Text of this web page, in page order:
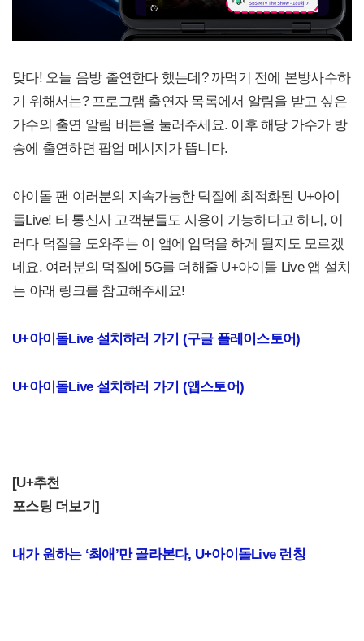
맞다! 오늘 음방 출연한다 했는데? 까먹기 전에 본방사수하
기 위해서는? 프로그램 출연자 목록에서 알림을 받고 싶은
가수의 출연 알림 버튼을 눌러주세요. 이후 해당 가수가 방
송에 출연하면 팝업 메시지가 뜹니다.
아이돌 팬 여러분의 지속가능한 덕질에 최적화된 U+아이
돌Live! 타 통신사 고객분들도 사용이 가능하다고 하니, 이
러다 덕질을 도와주는 이 앱에 입덕을 하게 될지도 모르겠
네요. 여러분의 덕질에 5G를 더해줄 U+아이돌 Live 앱 설치
는 아래 링크를 참고해주세요!
U+아이돌Live 설치하러 가기 (구글 플레이스토어)
U+아이돌Live 설치하러 가기 (앱스토어)
[U+추천
포스팅 더보기]
내가 원하는 ‘최애’만 골라본다, U+아이돌Live 런칭